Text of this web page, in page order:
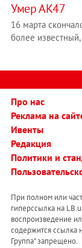
Умер АК47
16 марта
более
Про нас
Реклама на
Ивенты
Редакция
Политики и
При полном или
гиперссылка на
воспроизведение
содержится ссылка
Группа" запрещено.